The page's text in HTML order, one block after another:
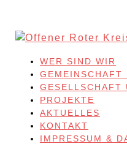
content
WER SIND WIR
GEMEINSCHAFT
GESELLSCHAFT
PROJEKTE
AKTUELLES
KONTAKT
IMPRESSUM &